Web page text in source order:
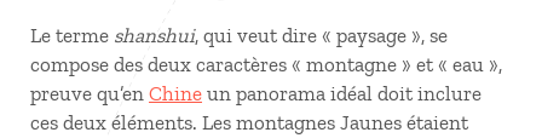
Le terme shanshui, qui veut dire « paysage », se
compose des deux caractères « montagne » et « eau »,
preuve qu’en Chine un panorama idéal doit inclure
ces deux éléments. Les montagnes Jaunes étaient